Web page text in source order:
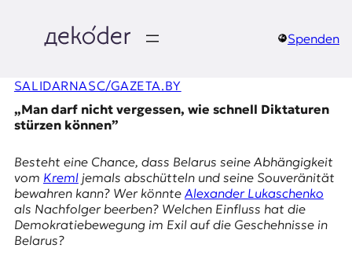
springen
e
k
o
d
e
Spenden
SALIDARNASC/GAZETA.BY
„Man darf nicht vergessen, wie schnell Diktaturen
stürzen können”
Besteht eine Chance, dass Belarus seine Abhängigkeit
vom Kremljemals abschütteln und seine Souveränität
bewahren kann? Wer könnte Alexander Lukaschenko
als Nachfolger beerben? Welchen Einfluss hat die
Demokratiebewegung im Exil auf die Geschehnisse in
Belarus?